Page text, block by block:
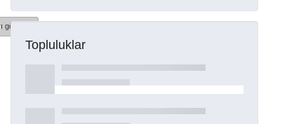
göster
Topluluklar